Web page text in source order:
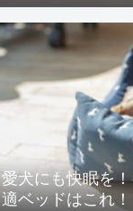
愛犬にも快眠を
適ベッドはこれ！